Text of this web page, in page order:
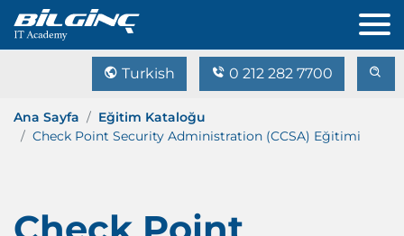
Turkish 0 212 282 7700
Ana Sayfa
Eğitim Kataloğu
Check Point Security Administration (CCSA) Eğitimi